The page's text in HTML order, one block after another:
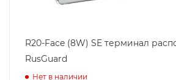
R20-Face (8W) SE терминал
RusGuard
Нет в наличии